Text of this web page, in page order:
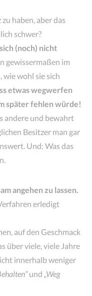
haben, aber das
schwer?
(noch) nicht
gewissermaßen im
wie wohl sie sich
etwas wegwerfen
später fehlen würde!
andere und bewahrt
Besitzer man gar
Und: Was das
angehen zu lassen.
erledigt
auf den Geschmack
über viele, viele Jahre
innerhalb weniger
und „Weg